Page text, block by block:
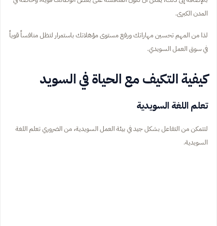
المدن الكبرى.
لذا من المهم تحسين مهاراتك ورفع مستوى مؤهلاتك باستمرار لتظل منافساً قوياً
في سوق العمل السويدي.
كيفية التكيف مع الحياة في السويد
تعلم اللغة السويدية
لتتمكن من التفاعل بشكل جيد في بيئة العمل السويدية، من الضروري تعلم اللغة
السويدية.